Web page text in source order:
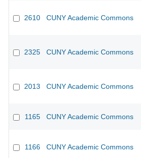
2610 CUNY Academic Commons
2325 CUNY Academic Commons
2013 CUNY Academic Commons
1165 CUNY Academic Commons
1166 CUNY Academic Commons